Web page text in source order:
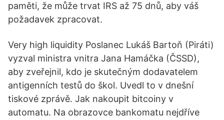
paměti, že může trvat IRS až 75 dnů, aby váš
požadavek zpracovat.
Very high liquidity Poslanec Lukáš Bartoň (Piráti)
vyzval ministra vnitra Jana Hamáčka (ČSSD),
aby zveřejnil, kdo je skutečným dodavatelem
antigenních testů do škol. Uvedl to v dnešní
tiskové zprávě. Jak nakoupit bitcoiny v
automatu. Na obrazovce bankomatu nejdříve